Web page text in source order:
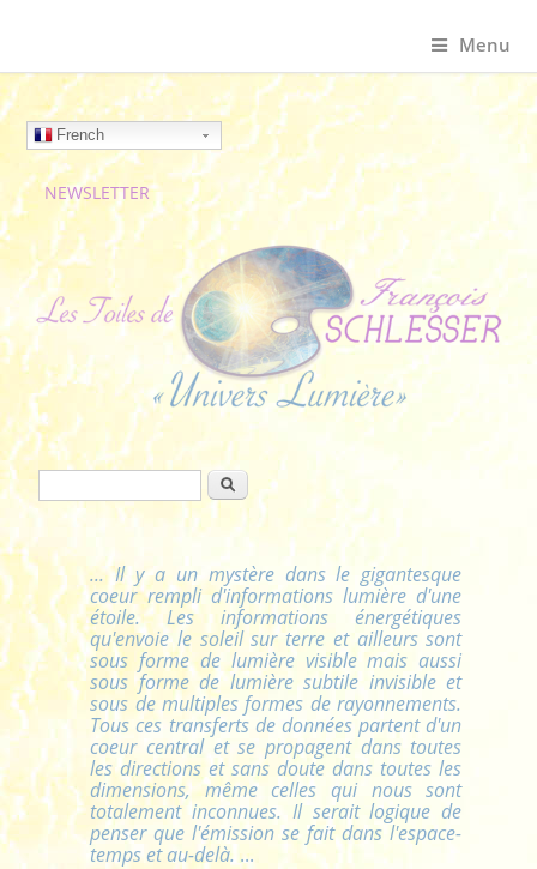
Menu
French
NEWSLETTER
Formulaire de recherche
Rechercher
... Il y a un mystère dans le gigantesque
coeur rempli d'informations lumière d'une
étoile. Les informations énergétiques
qu'envoie le soleil sur terre et ailleurs sont
sous forme de lumière visible mais aussi
sous forme de lumière subtile invisible et
sous de multiples formes de rayonnements.
Tous ces transferts de données partent d'un
coeur central et se propagent dans toutes
les directions et sans doute dans toutes les
dimensions, même celles qui nous sont
totalement inconnues. Il serait logique de
penser que l'émission se fait dans l'espace-
temps et au-delà. ...